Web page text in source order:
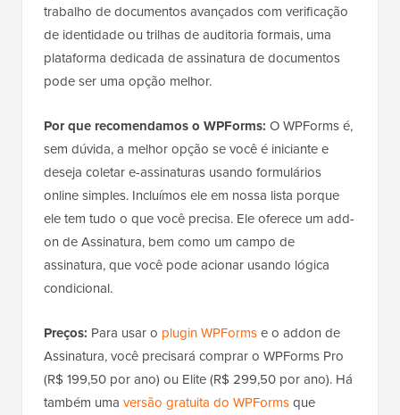
trabalho de documentos avançados com verificação
de identidade ou trilhas de auditoria formais, uma
plataforma dedicada de assinatura de documentos
pode ser uma opção melhor.
Por que recomendamos o WPForms: O WPForms é,
sem dúvida, a melhor opção se você é iniciante e
deseja coletar e-assinaturas usando formulários
online simples. Incluímos ele em nossa lista porque
ele tem tudo o que você precisa. Ele oferece um add-
on de Assinatura, bem como um campo de
assinatura, que você pode acionar usando lógica
condicional.
Preços: Para usar o plugin WPFormse o addon de
Assinatura, você precisará comprar o WPForms Pro
(R$ 199,50 por ano) ou Elite (R$ 299,50 por ano). Há
também uma versão gratuita do WPFormsque